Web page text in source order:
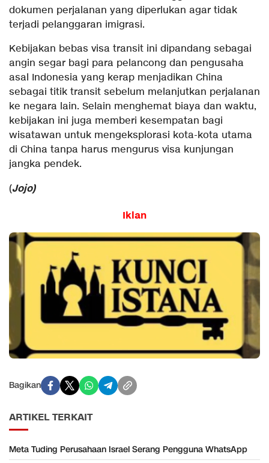
dokumen perjalanan yang diperlukan agar tidak
terjadi pelanggaran imigrasi.
Kebijakan bebas visa transit ini dipandang sebagai
angin segar bagi para pelancong dan pengusaha
asal Indonesia yang kerap menjadikan China
sebagai titik transit sebelum melanjutkan perjalanan
ke negara lain. Selain menghemat biaya dan waktu,
kebijakan ini juga memberi kesempatan bagi
wisatawan untuk mengeksplorasi kota-kota utama
di China tanpa harus mengurus visa kunjungan
jangka pendek.
(Jojo)
Iklan
Bagikan
ARTIKEL TERKAIT
Meta Tuding Perusahaan Israel Serang Pengguna WhatsApp